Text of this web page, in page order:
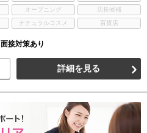
オープニング
店長候補
ナチュラルコスメ 百貨店
面接対策あり
詳細を見る